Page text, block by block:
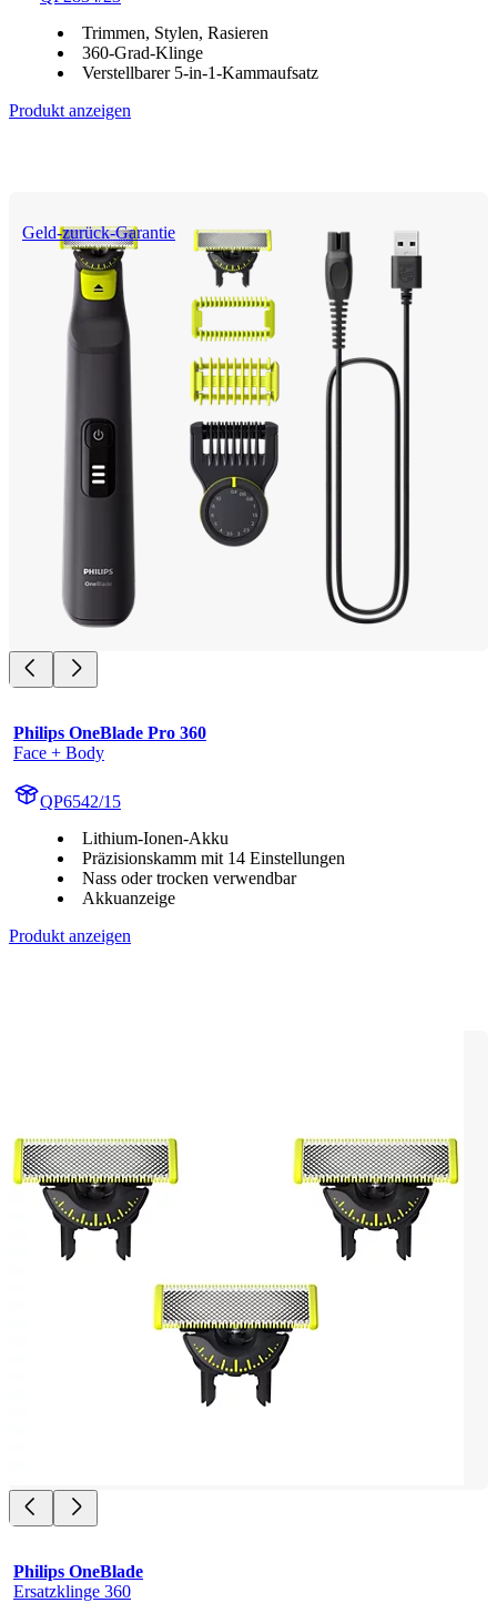
Trimmen, Stylen, Rasieren
360-Grad-Klinge
Verstellbarer 5-in-1-Kammaufsatz
Produkt anzeigen
Geld-zurück-Garantie
Philips OneBlade Pro 360
Face + Body
QP6542/15
Lithium-Ionen-Akku
Präzisionskamm mit 14 Einstellungen
Nass oder trocken verwendbar
Akkuanzeige
Produkt anzeigen
Philips OneBlade
Ersatzklinge 360